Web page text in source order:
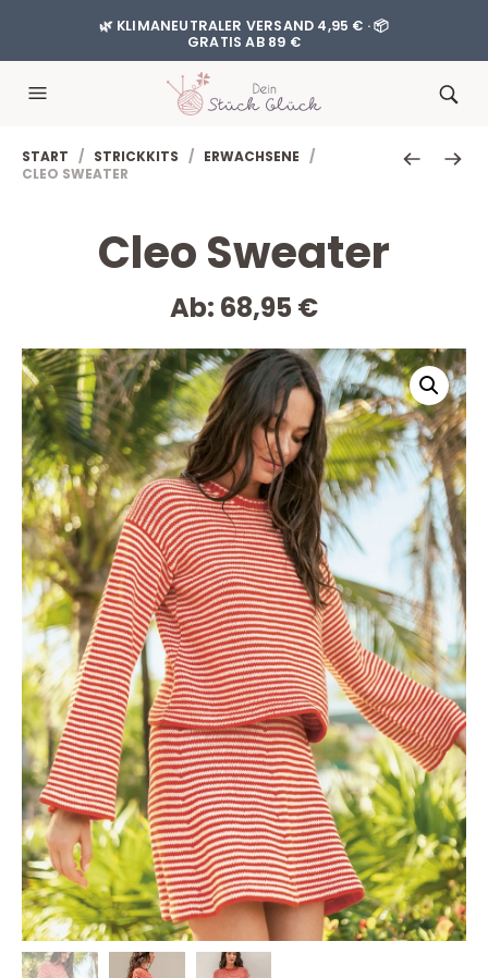
🌿 KLIMANEUTRALER VERSAND 4,95 € · 📦
GRATIS AB 89 €
START / STRICKKITS / ERWACHSENE /
CLEO SWEATER
Cleo Sweater
Ab: 68,95€